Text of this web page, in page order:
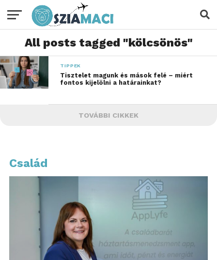
All posts tagged "kölcsönös"
TIPPEK
Tisztelet magunk és mások felé – miért
fontos kijelölni a határainkat?
TOVÁBBI CIKKEK
Család